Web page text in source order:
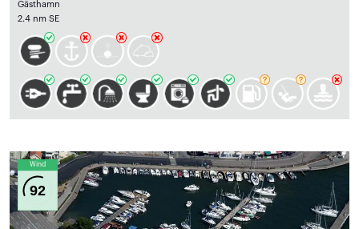
Gästhamn
2.4 nm SE
Wind
92